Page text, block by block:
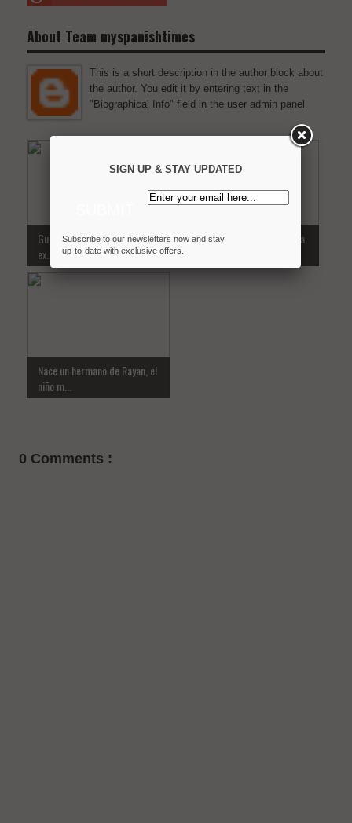
About Team myspanishtimes
This is a short description in the author block about
the author. You edit it by entering text in the
"Biographical Info" field in the user admin panel.
Guerra de los narcos y violencia
ex...
Sunak garantiza a Zelenski la
Nace un hermano de Rayan, el
niño m...
0 Comments :
SIGN UP & STAY UPDATED
Subscribe to our newsletters now and stay
up-to-date with exclusive offers.